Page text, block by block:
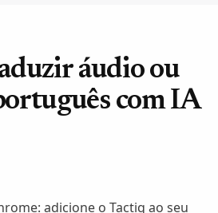
áudio ou
com IA
adicione o Tactiq ao seu